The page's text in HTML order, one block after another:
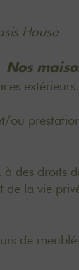
House
Nos
ou
des droits
de la vie
de